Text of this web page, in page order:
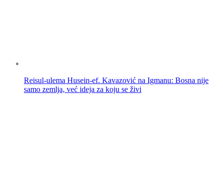
Reisul-ulema Husein-ef. Kavazović na Igmanu: Bosna nije
samo zemlja, već ideja za koju se živi